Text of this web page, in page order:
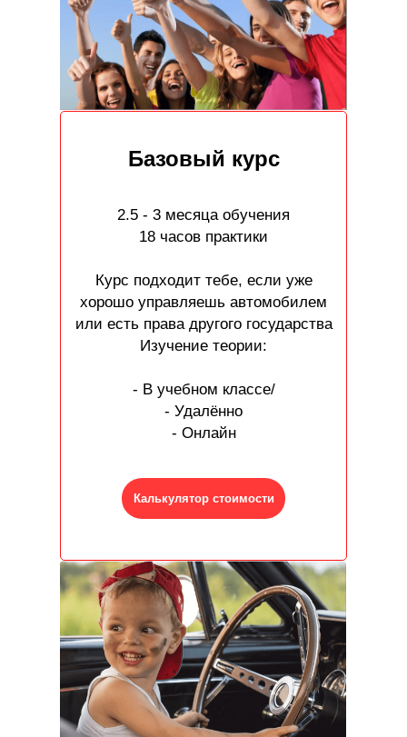
Базовый курс
2.5 - 3 месяца обучения
18 часов практики
Курс подходит тебе, если уже
хорошо управляешь автомобилем
или есть права другого государства
Изучение теории:
- В учебном классе/
- Удалённо
- Онлайн
Калькулятор стоимости